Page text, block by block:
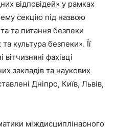
відповідей» у рамках
секцію під назвою
та питання безпеки
культура безпеки». Її
фахівці
закладів та наукових
Дніпро, Київ, Львів,
міждисциплінарного